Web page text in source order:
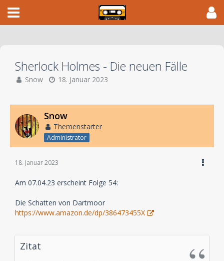
Sherlock Holmes - Die neuen Fälle
Snow 18. Januar 2023
Snow
Themenstarter
Administrator
18. Januar 2023
Am 07.04.23 erscheint Folge 54:
Die Schatten von Dartmoor
https://www.amazon.de/dp/386473455X
Zitat